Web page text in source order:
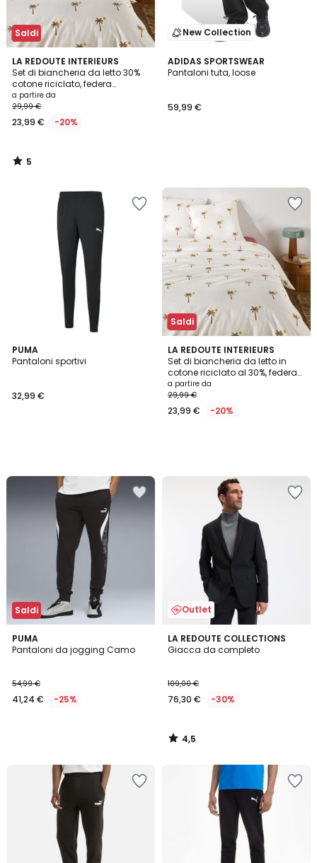
Saldi
LA REDOUTE INTERIEURS
Set di biancheria da letto 30%
cotone riciclato, federa
rettangolare, stampa con
palme, PARADELA
a partire da
29,99 €
23,99 € -20%
5
/
5
5
/
New Collection
ADIDAS SPORTSWEAR
Pantaloni tuta, loose
59,99 €
PUMA
Pantaloni sportivi
32,99 €
Saldi
LA REDOUTE INTERIEURS
Set di biancheria da letto in
cotone riciclato al 30%, federa
quadrata, stampa con palme,
PARADELA
a partire da
29,99 €
23,99 € -20%
Saldi
PUMA
Pantaloni da jogging Camo
54,99 €
41,24 € -25%
Outlet
LA REDOUTE COLLECTIONS
Giacca da completo
109,00 €
76,30 € -30%
4,5
/ 5
4,5
/